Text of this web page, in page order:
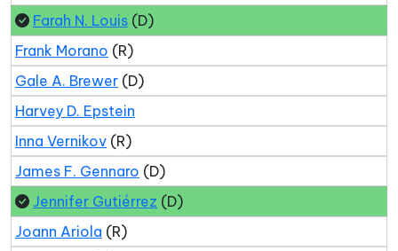
Farah N. Louis (D)
Frank Morano (R)
Gale A. Brewer (D)
Harvey D. Epstein
Inna Vernikov (R)
James F. Gennaro (D)
Jennifer Gutiérrez (D)
Joann Ariola (R)